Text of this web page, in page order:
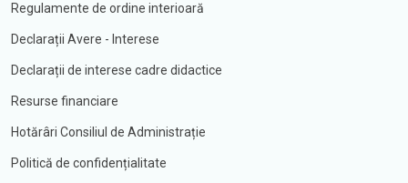
Regulamente de ordine interioară
Declarații Avere - Interese
Declarații de interese cadre didactice
Resurse financiare
Hotărâri Consiliul de Administrație
Politică de confidențialitate